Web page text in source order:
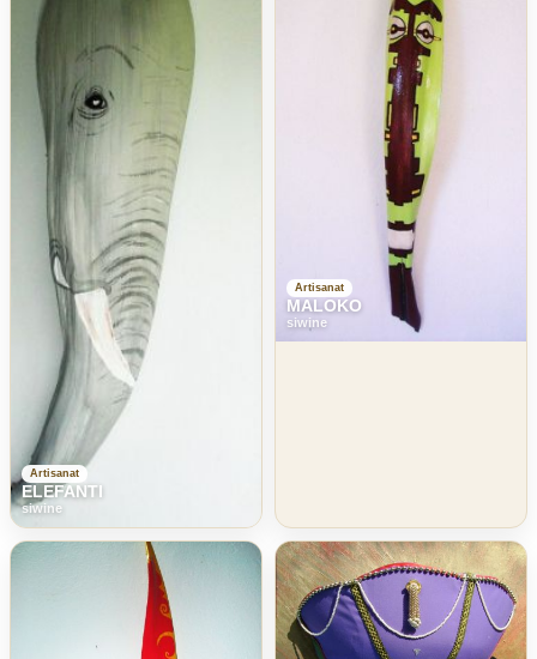
Artisanat
ELEFANTI
siwine
Artisanat
MALOKO
siwine